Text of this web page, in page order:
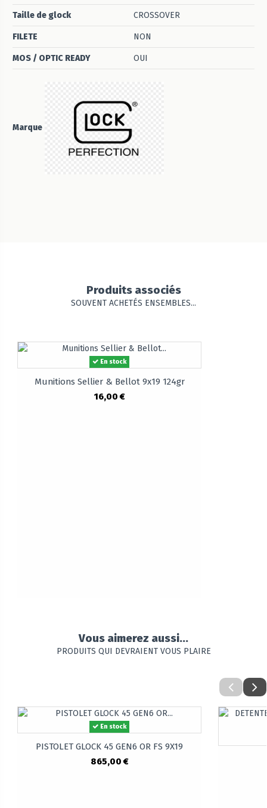
Taille de glock CROSSOVER
FILETE NON
MOS / OPTIC READY OUI
Marque
Produits associés
SOUVENT ACHETÉS ENSEMBLES...
En stock
Munitions Sellier & Bellot 9x19 124gr
16,00 €
Vous aimerez aussi...
PRODUITS QUI DEVRAIENT VOUS PLAIRE
En stock
PISTOLET GLOCK 45 GEN6 OR FS 9X19
865,00 €